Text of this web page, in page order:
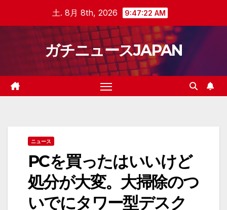
土. 8月 8th, 2026 9:47:23 AM
ガチニュースJAPAN
ニュース
PCを買ったはいいけど
処分が大変。大掃除のつ
いでにタワー型デスク